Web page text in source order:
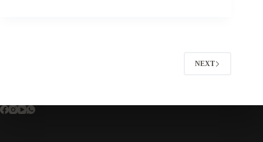
NEXT